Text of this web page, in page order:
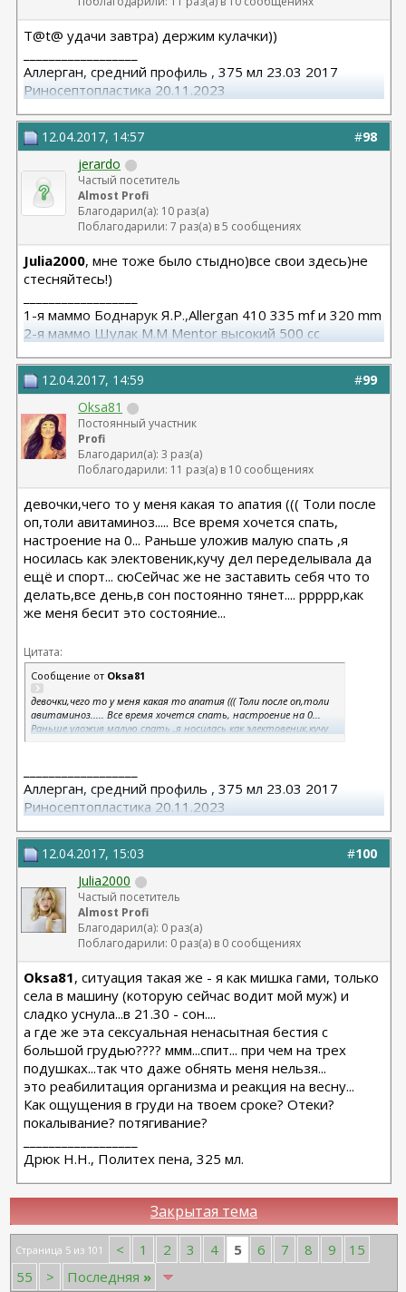
T@t@ удачи завтра) держим кулачки))
Аллерган, средний профиль , 375 мл 23.03 2017
Риносептопластика 20.11.2023
вторичная ринопластик 24.06.2025
#98
12.04.2017, 14:57
jerardo
Частый посетитель
Almost Profi
Благодарил(а): 10 раз(а)
Поблагодарили: 7 раз(а) в 5 сообщениях
Julia2000, мне тоже было стыдно)все свои здесь)не
стесняйтесь!)
1-я маммо Боднарук Я.Р.,Allergan 410 335 mf и 320 mm
2-я маммо Шулак М.М Mentor высокий 500 сс
#99
12.04.2017, 14:59
Oksa81
Постоянный участник
Profi
Благодарил(а): 3 раз(а)
Поблагодарили: 11 раз(а) в 10 сообщениях
девочки,чего то у меня какая то апатия ((( Толи после
оп,толи авитаминоз..... Все время хочется спать,
настроение на 0... Раньше уложив малую спать ,я
носилась как электовеник,кучу дел переделывала да
ещё и спорт... сюСейчас же не заставить себя что то
делать,все день,в сон постоянно тянет.... ррррр,как
же меня бесит это состояние...
Цитата:
Сообщение от Oksa81
девочки,чего то у меня какая то апатия ((( Толи после оп,толи
авитаминоз..... Все время хочется спать, настроение на 0...
Раньше уложив малую спать ,я носилась как электовеник,кучу
Аллерган, средний профиль , 375 мл 23.03 2017
Риносептопластика 20.11.2023
вторичная ринопластик 24.06.2025
#100
12.04.2017, 15:03
Julia2000
Частый посетитель
Almost Profi
Благодарил(а): 0 раз(а)
Поблагодарили: 0 раз(а) в 0 сообщениях
Oksa81, ситуация такая же - я как мишка гами, только
села в машину (которую сейчас водит мой муж) и
сладко уснула...в 21.30 - сон....
а где же эта сексуальная ненасытная бестия с
большой грудью???? ммм...спит... при чем на трех
подушках...так что даже обнять меня нельзя...
это реабилитация организма и реакция на весну...
Как ощущения в груди на твоем сроке? Отеки?
покалывание? потягивание?
Дрюк Н.Н., Политех пена, 325 мл.
Закрытая тема
Страница 5 из 101 < 1 2 3 4 5 6 7 8 9
15
55
> Последняя »